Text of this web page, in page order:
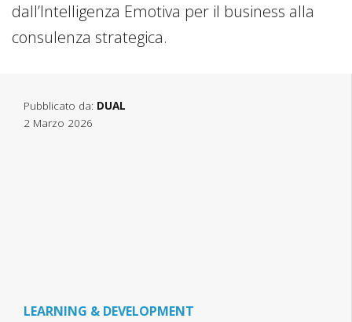
dall’Intelligenza Emotiva per il business alla
consulenza strategica.
Pubblicato da: DUAL
2 Marzo 2026
LEARNING & DEVELOPMENT